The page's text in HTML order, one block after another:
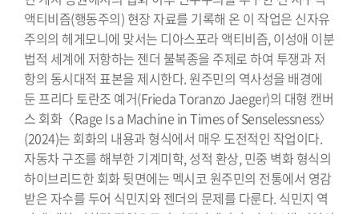
액티비즘(행동주의) 현장 자료를 기록해 온 이 작업은 신자유
주의의 헤게모니에 맞서는 디아스포라 액티비즘, 이성애 이분
법적 세계에 저항하는 젠더 불복종을 주제로 하여 투쟁과 저
항의 동시대적 표본을 제시한다. 원주민의 역사성을 배경에
둔 프리다 토란조 예거(Frieda Toranzo Jaeger)의 대형 캔버
스 회화〈Rage Is a Machine in Times of Senselessness〉
(2024)는 회화의 내용과 형식에서 매우 도전적인 작업이다.
자동차 구조를 해부한 기계미학, 성적 환상, 민중 벽화 형식의
하이브리드한 회화 뒷면에는 멕시코 원주민의 전통에서 영감
받은 자수를 두어 식민지와 젠더의 문제를 다룬다. 식민지 역